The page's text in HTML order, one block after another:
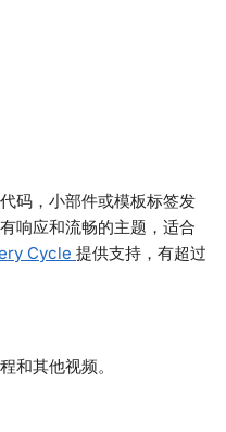
码，小部件或模板标签发
响应和流畅的主题，适合
Cycle 提供支持，有超过
和其他视频。